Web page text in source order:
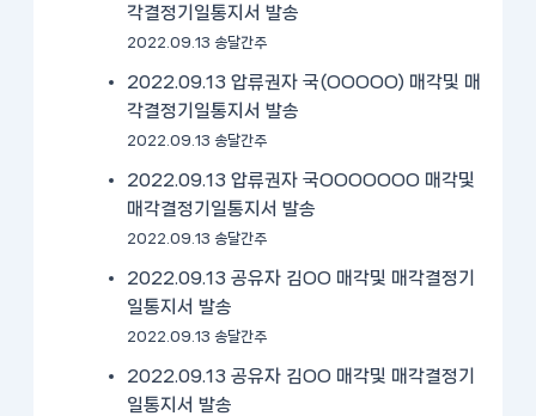
각결정기일통지서 발송
2022.09.13 송달간주
2022.09.13 압류권자 국(OOOOO) 매각및 매
각결정기일통지서 발송
2022.09.13 송달간주
2022.09.13 압류권자 국OOOOOOO 매각및
매각결정기일통지서 발송
2022.09.13 송달간주
2022.09.13 공유자 김OO 매각및 매각결정기
일통지서 발송
2022.09.13 송달간주
2022.09.13 공유자 김OO 매각및 매각결정기
일통지서 발송